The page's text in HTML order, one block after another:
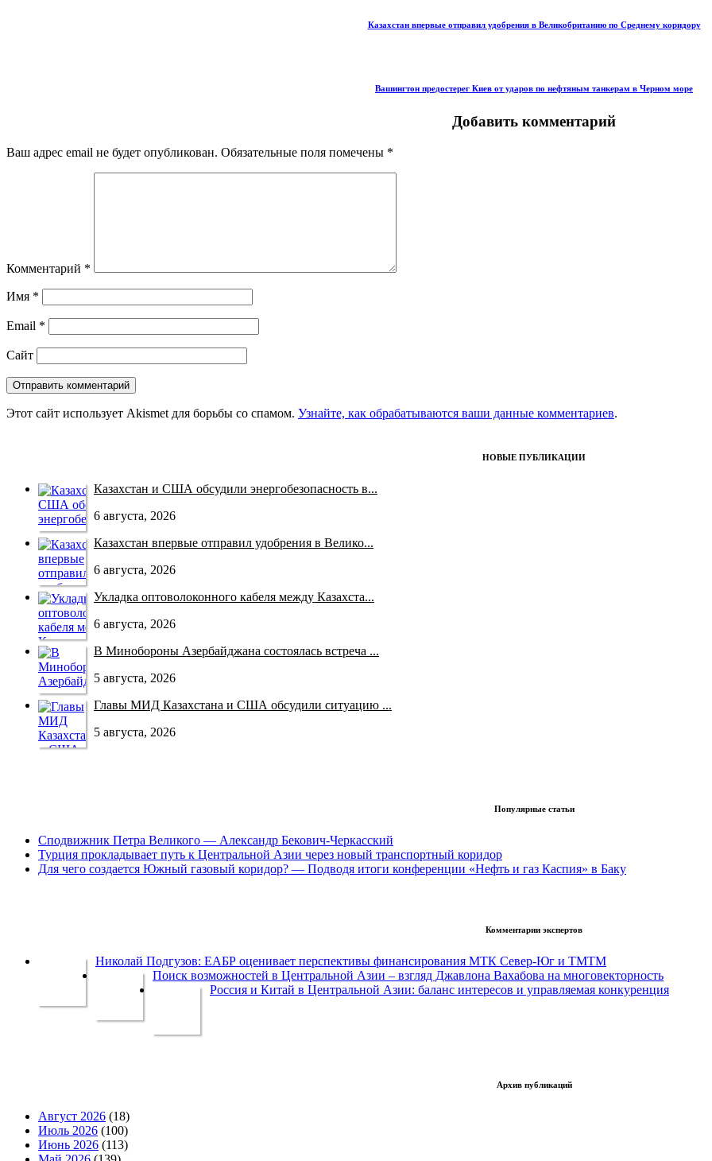
Казахстан впервые отправил удобрения в Великобританию по Среднему коридору
Вашингтон предостерег Киев от ударов по нефтяным танкерам в Черном море
Добавить комментарий
Ваш адрес email не будет опубликован. Обязательные поля помечены *
Комментарий *
Имя *
Email *
Сайт
Этот сайт использует Akismet для борьбы со спамом. Узнайте, как обрабатываются ваши данные комментариев.
НОВЫЕ ПУБЛИКАЦИИ
Казахстан и США обсудили энергобезопасность в...
6 августа, 2026
Казахстан впервые отправил удобрения в Велико...
6 августа, 2026
Укладка оптоволоконного кабеля между Казахста...
6 августа, 2026
В Минобороны Азербайджана состоялась встреча ...
5 августа, 2026
Главы МИД Казахстана и США обсудили ситуацию ...
5 августа, 2026
Популярные статьи
Сподвижник Петра Великого — Александр Бекович-Черкасский
Турция прокладывает путь к Центральной Азии через новый транспортный коридор
Для чего создается Южный газовый коридор? — Подводя итоги конференции «Нефть и газ Каспия» в Баку
Комментарии экспертов
Николай Подгузов: ЕАБР оценивает перспективы финансирования МТК Север-Юг и ТМТМ
Поиск возможностей в Центральной Азии – взгляд Джавлона Вахабова на многовекторность
Россия и Китай в Центральной Азии: баланс интересов и управляемая конкуренция
Архив публикаций
Август 2026 (18)
Июль 2026 (100)
Июнь 2026 (113)